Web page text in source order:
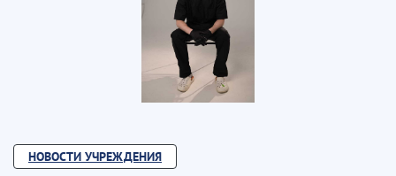
НОВОСТИ УЧРЕЖДЕНИЯ